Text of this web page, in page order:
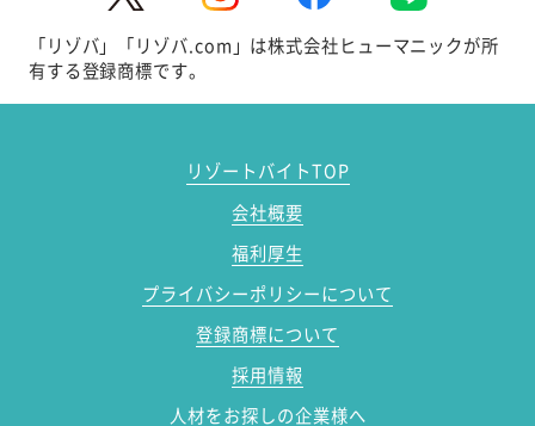
「リゾバ」「リゾバ.com」は株式会社ヒューマニックが所
有する登録商標です。
リゾートバイトTOP
会社概要
福利厚生
プライバシーポリシーについて
登録商標について
採用情報
人材をお探しの企業様へ